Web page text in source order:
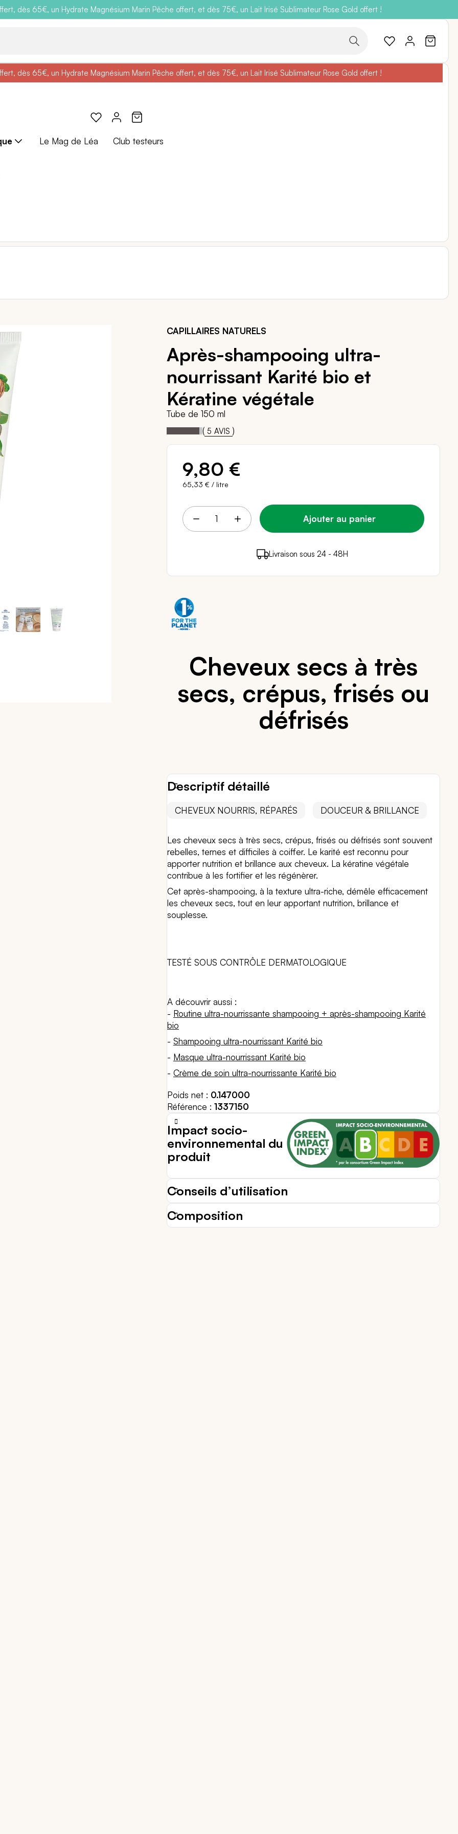
: Profitez de-25% + Livraison offertedès 30€ d'achat avec le codeBELLEBIO
BRADERIE :-40% sur une sélection de produits
dès 65€, un Hydrate Magnésium Marin Pêche offert, et dès 75€, un Lait Irisé Sublimateur Rose Gold offert !
: Profitez de-25% + Livraison offertedès 30€ d'achat avec le codeBELLEBIO
Braderie :-40% sur une sélection de produits
dès 65€, un Hydrate Magnésium Marin Pêche offert, et dès 75€, un Lait Irisé Sublimateur Rose Gold offert !
Le Mag de Léa
Club testeurs
CAPILLAIRES NATURELS
Après-shampooing ultra-
nourrissant Karité bio et
Kératine végétale
Tube de 150 ml
Notation:92
% of100
( 5 AVIS )
9,80 €
65,33 € / litre
Ajouter au panier
9 points de fidélité (0,18 € )en achetant ce produit
Livraison sous 24 - 48H
Paiement sécurisé
Cheveux secs à très
secs, crépus, frisés ou
défrisés
Descriptif détaillé
CHEVEUX NOURRIS, RÉPARÉS DOUCEUR & BRILLANCE
Les cheveux secs à très secs, crépus, frisés ou défrisés sont souvent
rebelles, ternes et difficiles à coiffer. Le karité est reconnu pour
apporter nutrition et brillance aux cheveux. La kératine végétale
contribue à les fortifier et les régénèrer.
Cet après-shampooing, à la texture ultra-riche, démêle efficacement
les cheveux secs, tout en leur apportant nutrition, brillance et
souplesse.
TESTÉ SOUS CONTRÔLE DERMATOLOGIQUE
A découvrir aussi :
- Routine ultra-nourrissante shampooing + après-shampooing Karité
bio
- Shampooing ultra-nourrissant Karité bio
- Masque ultra-nourrissant Karité bio
- Crème de soin ultra-nourrissante Karité bio
Poids net
0.147000
Référence
1337150
Impact socio-
environnemental du
produit
Conseils d’utilisation
Composition